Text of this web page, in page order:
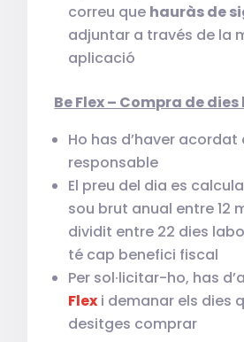
correu que hauràs de
adjuntar a través de la
aplicació
Be Flex – Compra de
Ho has d’haver acordat
responsable
El preu del dia es
sou brut anual entre 12
dividit entre 22 dies
té cap benefici fiscal
Per sol·licitar-ho, has
Flex i demanar els dies
desitges comprar